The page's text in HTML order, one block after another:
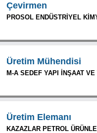
Çevirmen
PROSOL ENDÜSTRİYEL
Üretim Mühendisi
M-A SEDEF YAPI İNŞAAT
Üretim Elemanı
KAZAZLAR PETROL